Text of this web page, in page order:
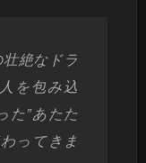
絶なドラ
を包み込
た”あたた
ってきま